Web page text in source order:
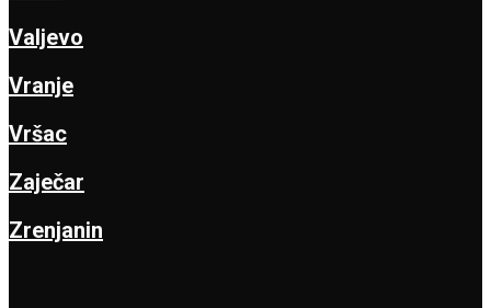
Valjevo
Vranje
Vršac
Zaječar
Zrenjanin